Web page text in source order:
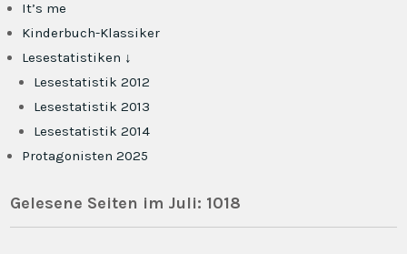
It’s me
Kinderbuch-Klassiker
Lesestatistiken ↓
Lesestatistik 2012
Lesestatistik 2013
Lesestatistik 2014
Protagonisten 2025
Gelesene Seiten im Juli: 1018